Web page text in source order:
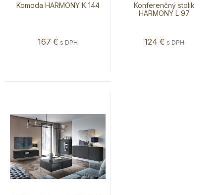
Komoda HARMONY K 144
167 € s DPH
Konferenčný stolik
HARMONY L 97
124 € s DPH